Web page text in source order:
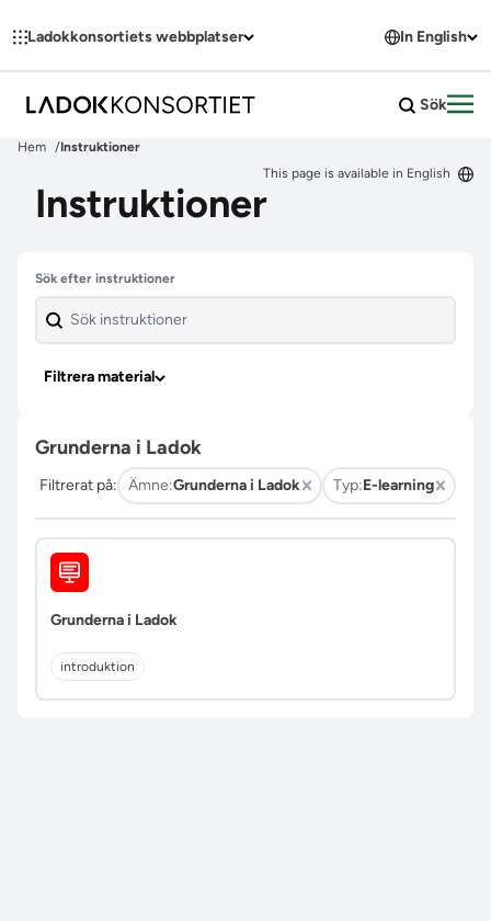
Ladokkonsortiets webbplatser In English
Sök
Hem
Instruktioner
This page is available in English
Instruktioner
Hoppa över filter
Sök efter instruktioner
Filtrera material
Grunderna i Ladok
Filtrerat på: Ämne:Grunderna i Ladok Typ:E-learning
Grunderna i Ladok
introduktion